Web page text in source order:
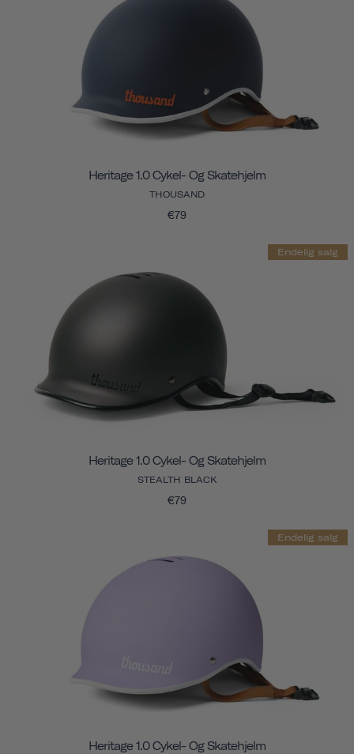
Heritage 1.0 Cykel- Og Skatehjelm
THOUSAND
€79
Endelig salg
Heritage 1.0 Cykel- Og Skatehjelm
STEALTH BLACK
€79
Endelig salg
Heritage 1.0 Cykel- Og Skatehjelm